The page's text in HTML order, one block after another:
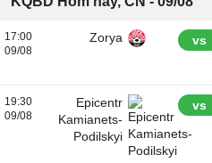
17:00
09/08
Zorya vs
19:30
09/08
Epicentr
Kamianets-
Podilskyi
vs